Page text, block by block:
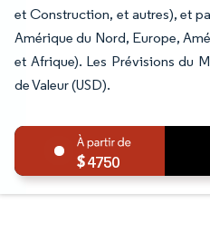
et Construction, et autres), et
Amérique du Nord, Europe,
et Afrique). Les Prévisions du
de Valeur (USD).
4750